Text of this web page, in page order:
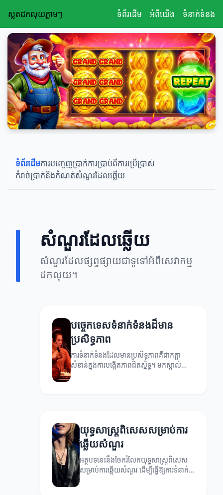
ស្លតដកលុយភ្លាមៗ ទំព័រដើម អំពីយើង ទំនាក់ទំនង
ទំព័រដើមការបញ្ចេញប្រាក់ការប្រាប់ពីការប្រើប្រាស់
កំរាច់ប្រាក់និងកំណត់សំណួរដែលឆ្លើយ
សំណួរដែលឆ្លើយ
សំណួរដែលផ្សព្វផ្សាយជាទូទៅអំពីសេវាកម្ម
ដកលុយ។
បច្ចេកទេសទំនាក់ទំនងដ៏មាន
ប្រសិទ្ធភាព
ការទំនាក់ទំនងដែលមានប្រសិទ្ធភាពគឺជាកត្តា
សំខាន់ក្នុងការបង្កើតភាពជិតស្និទ្ធ។ មកស្គាល់
យុទ្ធសាស្ត្រពិសេសសម្រាប់ការ
ឆ្លើយសំណួរ
អត្ថបទនេះនឹងចែករំលែកយុទ្ធសាស្ត្រពិសេស
សម្រាប់ការឆ្លើយសំណួរ ដើម្បីធ្វើឱ្យការទំនាក់
ទំនងកាន់តែប្រសើរ។